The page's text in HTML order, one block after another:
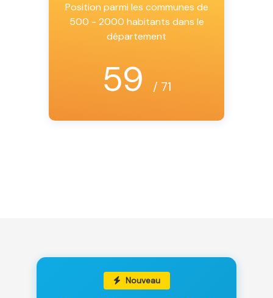
Position parmi les communes de
500 - 2000 habitants dans le
département
59 / 71
Nouveau